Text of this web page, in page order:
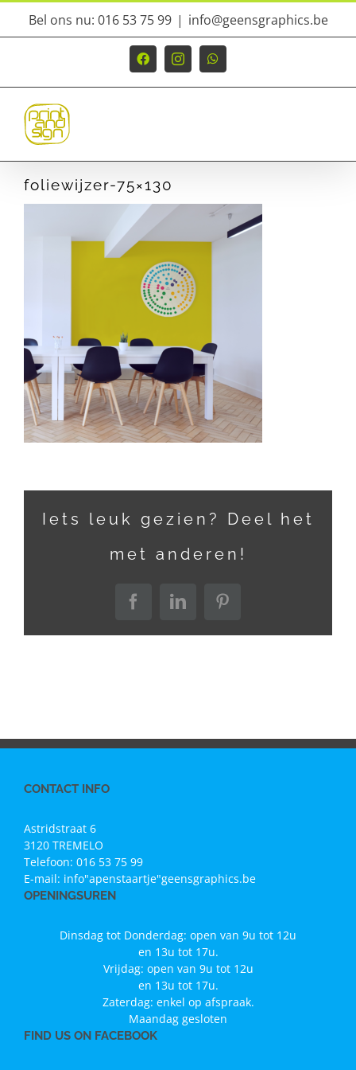
Ga
inhoud
Bel ons nu: 016 53 75 99 | info@geensgraphics.be
FacebookInstagramWhatsApp
foliewijzer-75×130
Iets leuk gezien? Deel het
met anderen!
FacebookLinkedInPinterest
CONTACT INFO
Astridstraat 6
3120 TREMELO
Telefoon: 016 53 75 99
E-mail: info"apenstaartje"geensgraphics.be
OPENINGSUREN
Dinsdag tot Donderdag: open van 9u tot 12u
en 13u tot 17u.
Vrijdag: open van 9u tot 12u
en 13u tot 17u.
Zaterdag: enkel op afspraak.
Maandag gesloten
FIND US ON FACEBOOK